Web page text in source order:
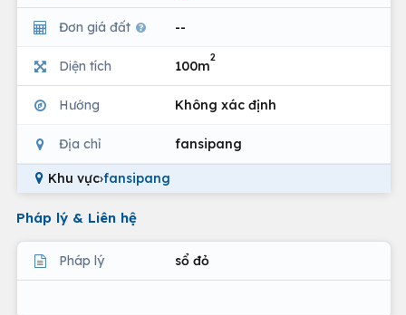
Đơn giá đất --
Diện tích 100m
2
Hướng Không xác định
Địa chỉ fansipang
Khu vực›fansipang
Pháp lý & Liên hệ
Pháp lý sổ đỏ